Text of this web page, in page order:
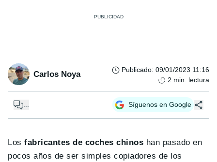
Carlos Noya Publicado: 09/01/2023 11:16
2 min. lectura
... Síguenos en Google
Losfabricantes de coches chinos han pasado en
pocos años de ser simples copiadores de los